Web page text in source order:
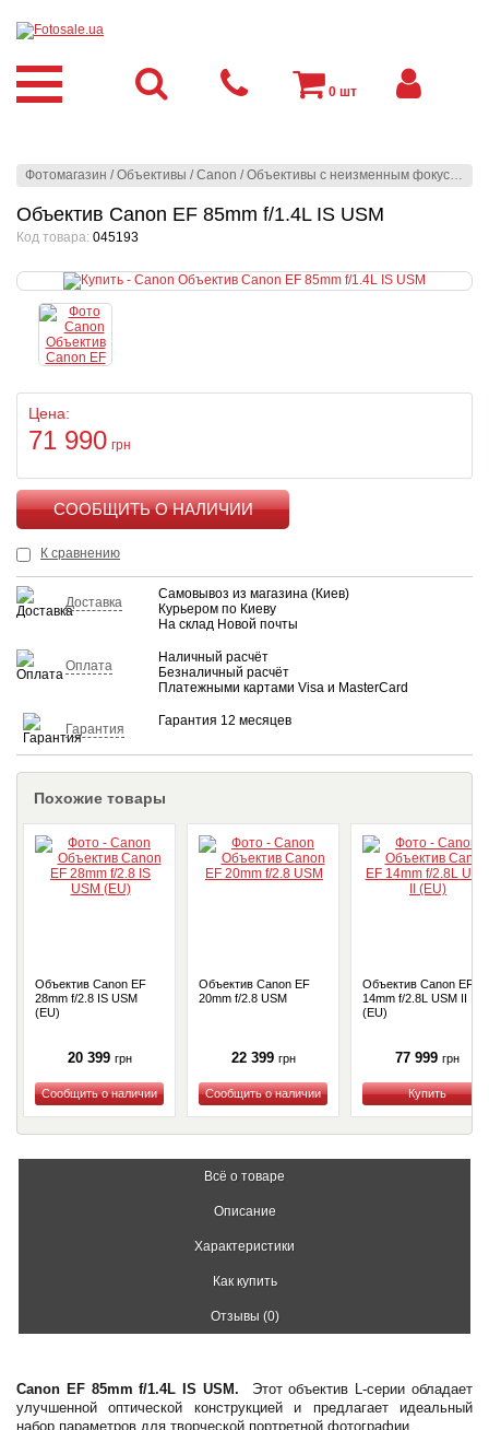
Фотомагазин /Объективы /Canon /Объективы с неизменным фокусным расстоянием
Объектив Canon EF 85mm f/1.4L IS USM
Код товара: 045193
Цена:
71 990 грн
К сравнению
Доставка
Самовывоз из магазина (Киев)
Курьером по Киеву
На склад Новой почты
Оплата
Наличный расчёт
Безналичный расчёт
Платежными картами Visa и MasterCard
Гарантия
Гарантия 12 месяцев
Похожие товары
Объектив Canon EF
28mm f/2.8 IS USM
(EU)
20 399 грн
Купить
Объектив Canon EF
20mm f/2.8 USM
22 399 грн
Купить
Объектив Canon EF
14mm f/2.8L USM II
(EU)
77 999 грн
Купить
Всё о товаре
Описание
Характеристики
Как купить
Отзывы (0)
Canon EF 85mm f/1.4L IS USM. Этот объектив L-серии обладает
улучшенной оптической конструкцией и предлагает идеальный
набор параметров для творческой портретной фотографии.
0 шт